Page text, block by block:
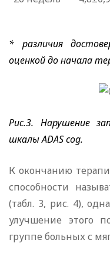
* различия
оценкой до начала
Рис.3. Нарушение
шкалыADAScog.
К окончанию
способности
(табл. 3, рис. 4),
улучшение этого
группе больных с